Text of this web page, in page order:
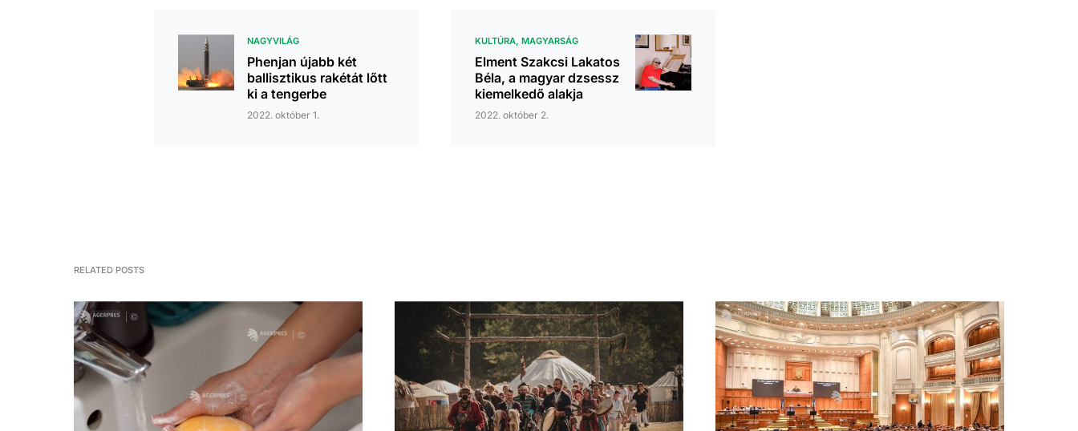
NAGYVILÁG
Phenjan újabb két
ballisztikus rakétát lőtt
ki a tengerbe
2022. október 1.
KULTÚRA MAGYARSÁG
Elment Szakcsi Lakatos
Béla, a magyar dzsessz
kiemelkedő alakja
2022. október 2.
RELATED POSTS